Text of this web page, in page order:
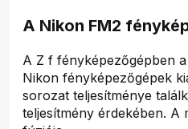
A Nikon FM2
A Z f fényképezőgépben
Nikon fényképezőgépek
sorozat teljesítménye
teljesítmény érdekében. A